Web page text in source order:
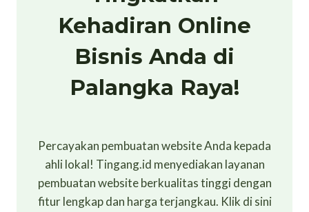
Kehadiran Online
Bisnis Anda di
Palangka Raya!
Percayakan pembuatan website Anda kepada
ahli lokal! Tingang.id menyediakan layanan
pembuatan website berkualitas tinggi dengan
fitur lengkap dan harga terjangkau. Klik di sini